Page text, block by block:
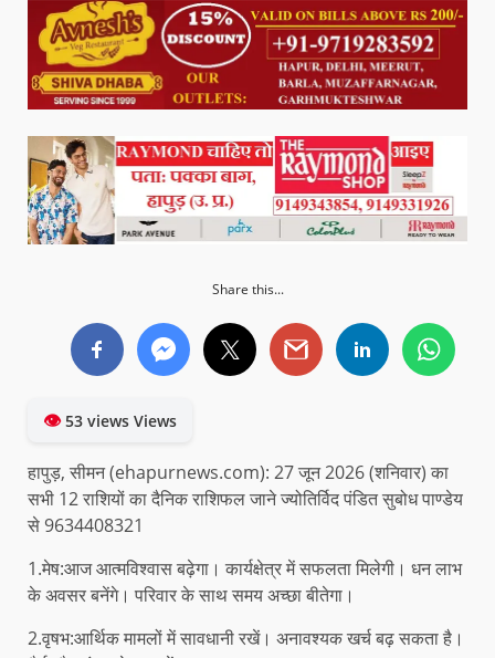
Share this...
👁53 views Views
हापुड़, सीमन (ehapurnews.com): 27 जून 2026 (शनिवार) का
सभी 12 राशियों का दैनिक राशिफल जाने ज्योतिर्विद पंडित सुबोध पाण्डेय
से 9634408321
1.मेष:आज आत्मविश्वास बढ़ेगा। कार्यक्षेत्र में सफलता मिलेगी। धन लाभ
के अवसर बनेंगे। परिवार के साथ समय अच्छा बीतेगा।
2.वृषभ:आर्थिक मामलों में सावधानी रखें। अनावश्यक खर्च बढ़ सकता है।